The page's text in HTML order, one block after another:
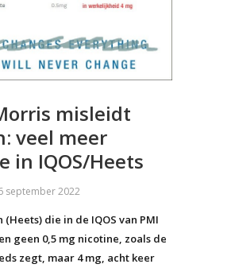
misleidt
veel meer
in IQOS/Heets
september 2022
die in de IQOS van PMI
geen 0,5 mg nicotine, zoals de
zegt, maar 4 mg, acht keer